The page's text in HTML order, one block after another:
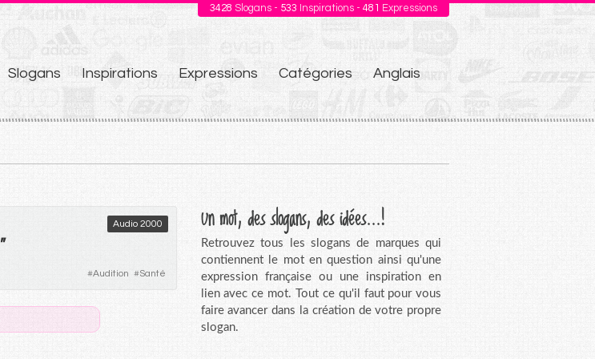
3428 Slogans - 533 Inspirations - 481 Expressions
Slogans Inspirations Expressions Catégories Anglais
Audio 2000
"
#Audition #Santé
Un mot, des slogans, des idées...!
Retrouvez tous les slogans de marques qui
contiennent le mot en question ainsi qu'une
expression française ou une inspiration en
lien avec ce mot. Tout ce qu'il faut pour vous
faire avancer dans la création de votre propre
slogan.